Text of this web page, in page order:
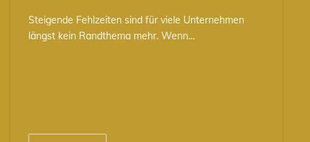
Steigende Fehlzeiten sind für viele Unternehmen
längst kein Randthema mehr. Wenn…